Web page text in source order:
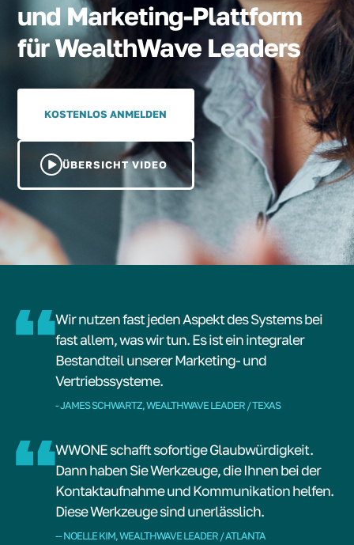
und Marketing-Plattform
für WealthWave Leaders
KOSTENLOS ANMELDEN
ÜBERSICHT VIDEO
Wir nutzen fast jeden Aspekt des Systems bei
fast allem, was wir tun. Es ist ein integraler
Bestandteil unserer Marketing- und
Vertriebssysteme.
- JAMES SCHWARTZ, WEALTHWAVE LEADER / TEXAS
WWONE schafft sofortige Glaubwürdigkeit.
Dann haben Sie Werkzeuge, die Ihnen bei der
Kontaktaufnahme und Kommunikation helfen.
Diese Werkzeuge sind unerlässlich.
-- NOELLE KIM, WEALTHWAVE LEADER / ATLANTA